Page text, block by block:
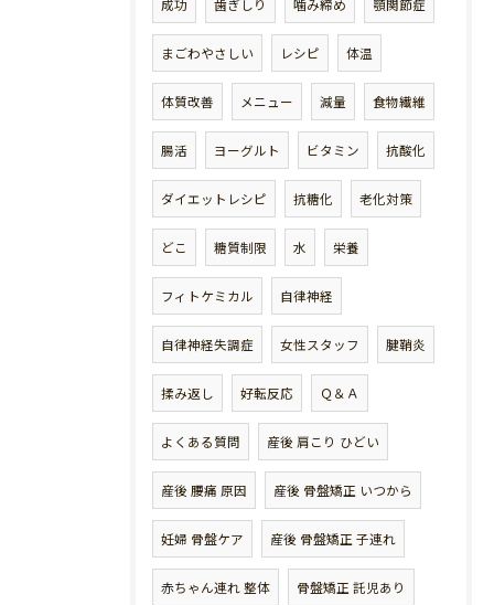
成功 歯ぎしり 噛み締め 顎関節症
まごわやさしい レシピ 体温
体質改善 メニュー 減量 食物繊維
腸活 ヨーグルト ビタミン 抗酸化
ダイエットレシピ 抗糖化 老化対策
どこ 糖質制限 水 栄養
フィトケミカル 自律神経
自律神経失調症 女性スタッフ 腱鞘炎
揉み返し 好転反応 Ｑ＆Ａ
よくある質問 産後 肩こり ひどい
産後 腰痛 原因 産後 骨盤矯正 いつから
妊婦 骨盤ケア 産後 骨盤矯正 子連れ
赤ちゃん連れ 整体 骨盤矯正 託児あり